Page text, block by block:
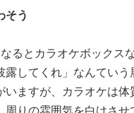
そう
るとカラオケボックス
露してくれ」なんてい
いますが、カラオケは
周りの雰囲気を白けさ